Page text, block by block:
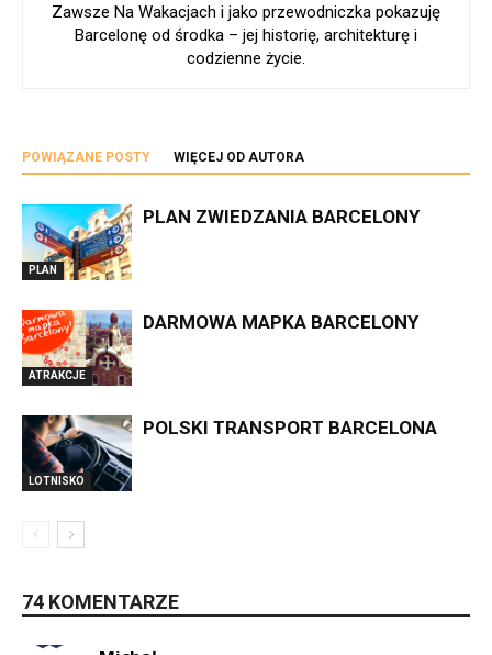
Zawsze Na Wakacjach i jako przewodniczka pokazuję
Barcelonę od środka – jej historię, architekturę i
codzienne życie.
POWIĄZANE POSTY WIĘCEJ OD AUTORA
PLAN
PLAN ZWIEDZANIA BARCELONY
ATRAKCJE
DARMOWA MAPKA BARCELONY
LOTNISKO
POLSKI TRANSPORT BARCELONA
74 KOMENTARZE